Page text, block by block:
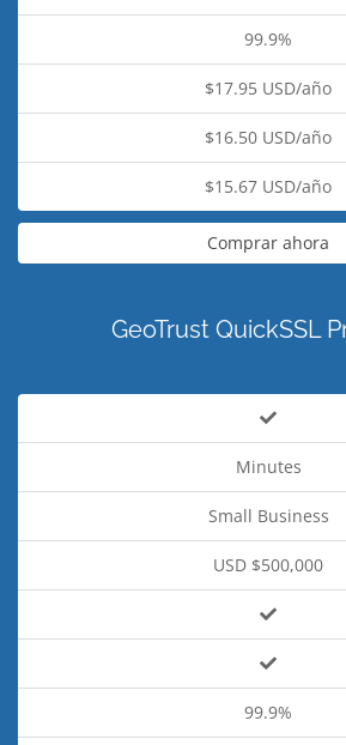
99.9%
$17.95 USD/año
$16.50 USD/año
$15.67 USD/año
Comprar ahora
GeoTrust QuickSSL
Minutes
Small Business
USD $500,000
99.9%